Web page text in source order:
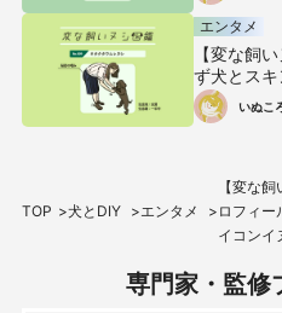
エンタメ
【変な飼
ず犬とス
タワムレヌ
いぬこ
TOP 犬とDIY エンタメ
【変な
ロフィー
イコンイ
専門家・監修